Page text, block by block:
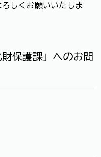
しくお願いいたしま
保護課」へのお問